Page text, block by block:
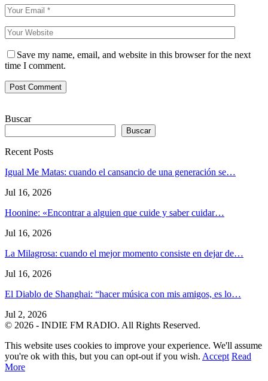
Save my name, email, and website in this browser for the next
time I comment.
Buscar
Buscar
Recent Posts
Igual Me Matas: cuando el cansancio de una generación se…
Jul 16, 2026
Hoonine: «Encontrar a alguien que cuide y saber cuidar…
Jul 16, 2026
La Milagrosa: cuando el mejor momento consiste en dejar de…
Jul 16, 2026
El Diablo de Shanghai: “hacer música con mis amigos, es lo…
Jul 2, 2026
© 2026 - INDIE FM RADIO. All Rights Reserved.
This website uses cookies to improve your experience. We'll assume
you're ok with this, but you can opt-out if you wish. Accept Read
More